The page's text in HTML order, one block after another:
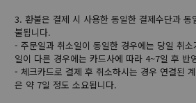
3. 환불은 결제 시 사용한 동일한 결제수단과 동
불됩니다.
- 주문일과 취소일이 동일한 경우에는 당일 취
일이 다른 경우에는 카드사에 따라 4~7일 후 반
- 체크카드로 결제 후 취소하시는 경우 연결된
은 약 7일 정도 소요됩니다.